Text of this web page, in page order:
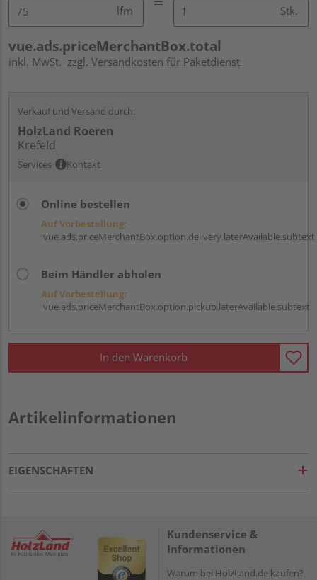
lfm Stk.
vue.ads.priceMerchantBox.total
inkl. MwSt. zzgl. Versandkosten für Paketdienst
Verkauf und Versand durch:
HolzLand Roeren
Krefeld
Services Kontakt
Online bestellen
Auf Vorbestellung:
vue.ads.priceMerchantBox.option.delivery.laterAvailable.subtext
Beim Händler abholen
Auf Vorbestellung:
vue.ads.priceMerchantBox.option.pickup.laterAvailable.subtext
In den Warenkorb
Artikelinformationen
EIGENSCHAFTEN
Kundenservice &
Informationen
Warum bei HolzLand.de kaufen?